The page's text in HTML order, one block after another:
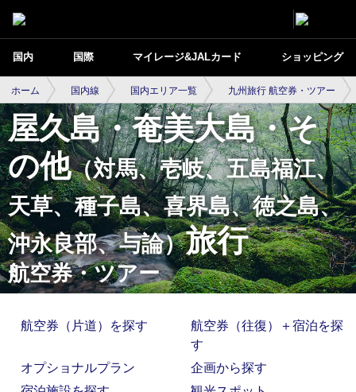
国内 国際 マイレージ&JALカード ショッピング
ホーム 国内線 国内エリア一覧 九州旅行 航空券・ツアー
屋久島・奄美大島・そ
の他（対馬、壱岐、五島福江、
天草、種子島、喜界島、徳之島、
沖永良部、与論）旅行
航空券・ツアー
航空券（片道）を探す
航空券（往復）＋宿泊を探
す
オプショナルプラン
企画から探す